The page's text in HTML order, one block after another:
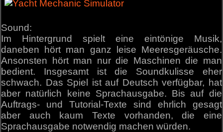
Sound:
Im Hintergrund spielt eine eintönige Musik,
daneben hört man ganz leise Meeresgeräusche.
Ansonsten hört man nur die Maschinen die man
bedient. Insgesamt ist die Soundkulisse eher
schwach. Das Spiel ist auf Deutsch verfügbar, hat
aber natürlich keine Sprachausgabe. Bis auf die
Auftrags- und Tutorial-Texte sind ehrlich gesagt
aber auch kaum Texte vorhanden, die eine
Sprachausgabe notwendig machen würden.